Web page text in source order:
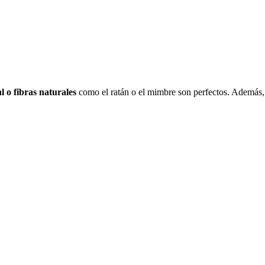
o fibras naturales como el ratán o el mimbre son perfectos.